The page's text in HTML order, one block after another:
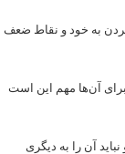
کردن به خود و نقاط ضعف
آن‌ها مهم این است
آن را به دیگری